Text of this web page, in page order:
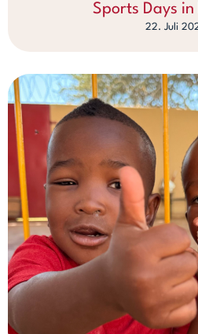
Sports Days
22. Juli